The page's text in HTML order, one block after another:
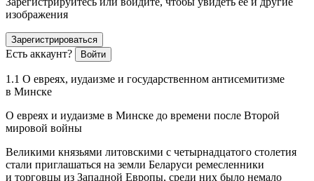
изображения
Зарегистрироваться
Есть аккаунт? Войти
1.1 О евреях, иудаизме и государственном антисемитизме
в Минске
О евреях и иудаизме в Минске до времени после Второй
мировой войны
Великими князьями литовскими с четырнадцатого столетия
стали приглашаться на земли Беларуси ремесленники
и торговцы из Западной Европы, среди них было немало